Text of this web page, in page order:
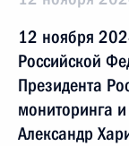
12 ноября
Российской
Президента
мониторинга
Александр